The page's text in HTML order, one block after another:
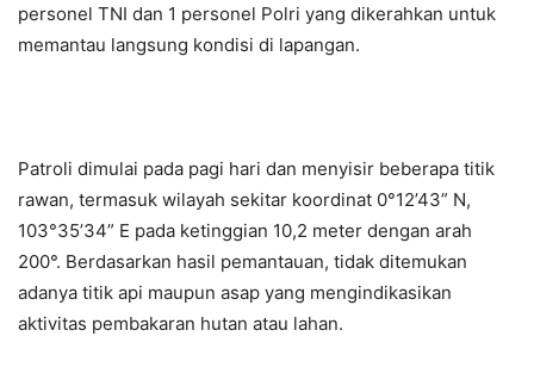
personel TNI dan 1 personel Polri yang dikerahkan untuk
memantau langsung kondisi di lapangan.
Patroli dimulai pada pagi hari dan menyisir beberapa titik
rawan, termasuk wilayah sekitar koordinat 0°12’43” N,
103°35’34” E pada ketinggian 10,2 meter dengan arah
200°. Berdasarkan hasil pemantauan, tidak ditemukan
adanya titik api maupun asap yang mengindikasikan
aktivitas pembakaran hutan atau lahan.